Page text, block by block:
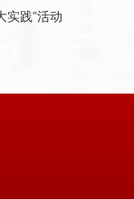
实践”活动